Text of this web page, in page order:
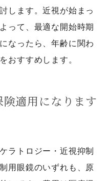
します。近視が始まっ
って、最適な開始時期
なったら、年齢に関わ
おすすめします。
適用になります
ラトロジー・近視抑制
用眼鏡のいずれも、原